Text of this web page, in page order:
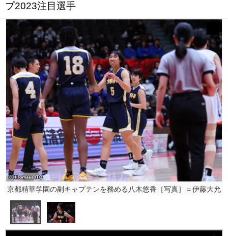
プ2023注目選手
京都精華学園の副キャプテンを務める八木悠香［写真］＝伊藤大允